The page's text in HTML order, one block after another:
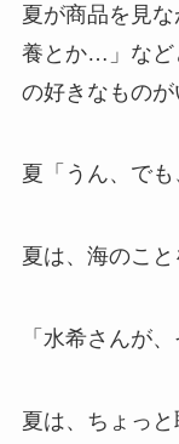
夏が商品を見
養とか…」など
の好きなものが
夏「うん、でも
夏は、海のこと
「水希さんが
夏は、ちょっ